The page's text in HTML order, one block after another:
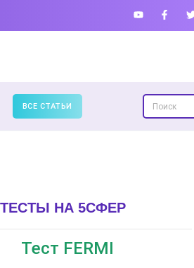
ВСЕ СТАТЬИ
НА 5СФЕР
Тест FERMI